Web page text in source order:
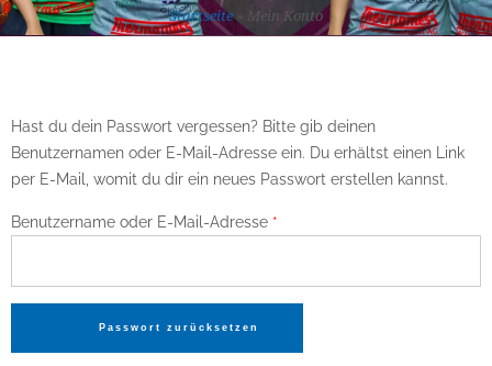
Startseite» Mein Konto
Hast du dein Passwort vergessen? Bitte gib deinen
Benutzernamen oder E-Mail-Adresse ein. Du erhältst einen Link
per E-Mail, womit du dir ein neues Passwort erstellen kannst.
Benutzername oder E-Mail-Adresse *
Passwort zurücksetzen